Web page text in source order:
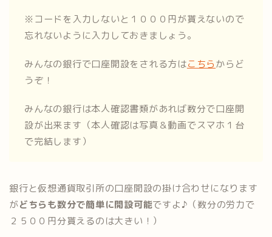
※コードを入力しないと１０００円が貰えないので
忘れないように入力しておきましょう。
みんなの銀行で口座開設をされる方はこちらからど
うぞ！
みんなの銀行は本人確認書類があれば数分で口座開
設が出来ます（本人確認は写真＆動画でスマホ１台
で完結します）
銀行と仮想通貨取引所の口座開設の掛け合わせになります
がどちらも数分で簡単に開設可能ですよ♪（数分の労力で
２５００円分貰えるのは大きい！）